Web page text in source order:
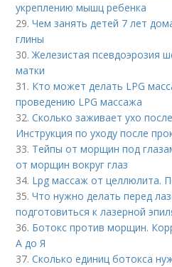
укреплению мышц ребенка
29.Чем занять детей 7 лет
глины
30.Железистая псевдоэрозия
матки
31. Кто может делать LPG
проведению LPG массажа
32.Сколько заживает ухо
Инструкция по уходу после
33. Тейпы от морщин под
от морщин вокруг глаз
34. Lpg массаж от целлюлита.
35.Что нужно делать перед
подготовиться к лазерной
36. Ботокс против морщин.
А до Я
37.Сколько единиц ботокса